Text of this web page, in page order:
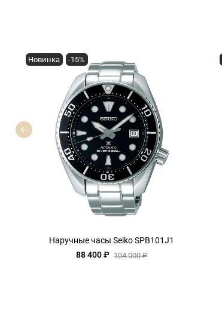
Новинка -15%
Наручные часы Seiko SPB101J1
88 400 ₽ 104 000 ₽